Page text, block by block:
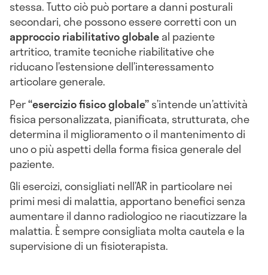
stessa. Tutto ciò può portare a danni posturali
secondari, che possono essere corretti con un
approccio riabilitativo globaleal paziente
artritico, tramite tecniche riabilitative che
riducano l’estensione dell’interessamento
articolare generale.
Per“esercizio fisico globale”s’intende un’attività
fisica personalizzata, pianificata, strutturata, che
determina il miglioramento o il mantenimento di
uno o più aspetti della forma fisica generale del
paziente.
Gli esercizi, consigliati nell’AR in particolare nei
primi mesi di malattia, apportano benefici senza
aumentare il danno radiologico ne riacutizzare la
malattia. È sempre consigliata molta cautela e la
supervisione di un fisioterapista.